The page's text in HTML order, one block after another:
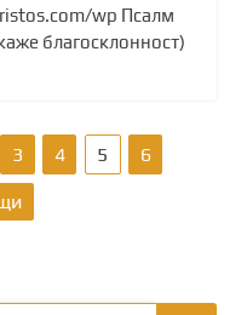
wp Псалм
благосклонност)
3 4 5 6